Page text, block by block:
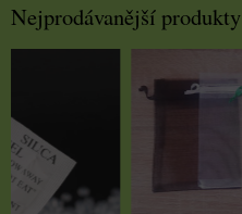
Nejprodávanější produkty